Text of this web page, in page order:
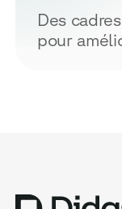
Des
pour